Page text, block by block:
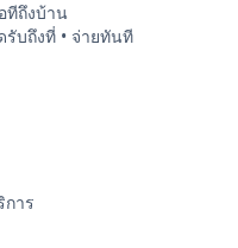
ทีถึงบ้าน
รับถึงที่ • จ่ายทันที
าร